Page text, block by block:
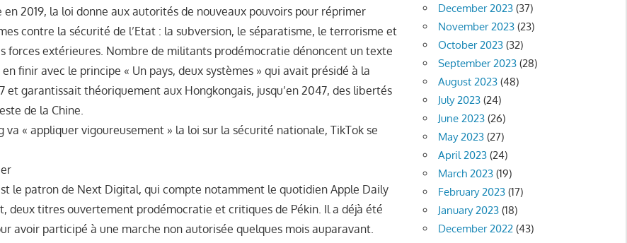
2019, la loi donne aux autorités de nouveaux pouvoirs pour réprimer
contre la sécurité de l’Etat : la subversion, le séparatisme, le terrorisme et
forces extérieures. Nombre de militants prodémocratie dénoncent un texte
finir avec le principe « Un pays, deux systèmes » qui avait présidé à la
et garantissait théoriquement aux Hongkongais, jusqu’en 2047, des libertés
de la Chine.
va « appliquer vigoureusement » la loi sur la sécurité nationale, TikTok se
le patron de Next Digital, qui compte notamment le quotidien Apple Daily
deux titres ouvertement prodémocratie et critiques de Pékin. Il a déjà été
avoir participé à une marche non autorisée quelques mois auparavant.
December 2023 (37)
November 2023 (23)
October 2023 (32)
September 2023 (28)
August 2023 (48)
July 2023 (24)
June 2023 (26)
May 2023 (27)
April 2023 (24)
March 2023 (19)
February 2023 (17)
January 2023 (18)
December 2022 (43)